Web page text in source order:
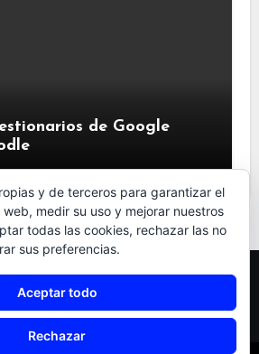
de Google
EL ENREDO
y de terceros para garantizar el
medir su uso y mejorar nuestros
todas las cookies, rechazar las no
sus preferencias.
Aceptar todo
Rechazar